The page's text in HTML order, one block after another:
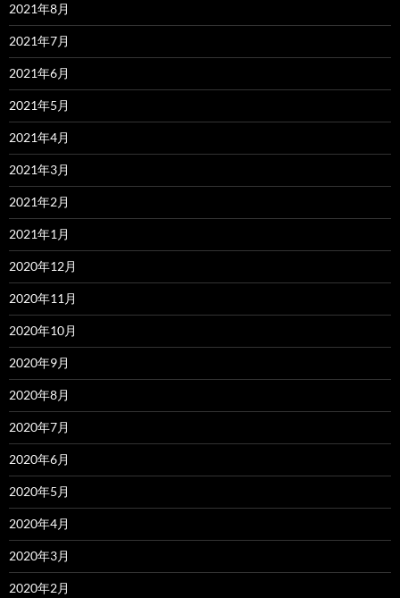
2021年8月
2021年7月
2021年6月
2021年5月
2021年4月
2021年3月
2021年2月
2021年1月
2020年12月
2020年11月
2020年10月
2020年9月
2020年8月
2020年7月
2020年6月
2020年5月
2020年4月
2020年3月
2020年2月